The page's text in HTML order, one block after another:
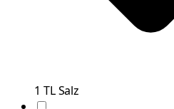
1 TLSalz